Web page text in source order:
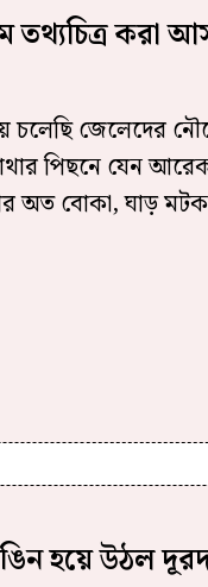
তথ্যচিত্র করা
চলেছি জেলেদের
পিছনে যেন
অত বোকা, ঘাড়
হয়ে উঠল